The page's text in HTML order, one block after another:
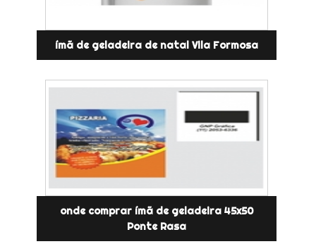
ímã de geladeira de natal Vila Formosa
onde comprar ímã de geladeira 45x50
Ponte Rasa